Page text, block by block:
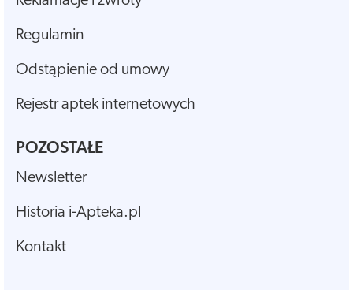
Regulamin
Odstąpienie od umowy
Rejestr aptek internetowych
POZOSTAŁE
Newsletter
Historia i-Apteka.pl
Kontakt